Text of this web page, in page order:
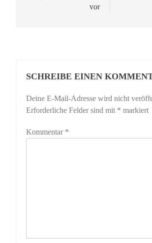
vor
SCHREIBE EINEN
Deine E-Mail-Adresse wird nicht
Erforderliche Felder sind mit * markiert
Kommentar *